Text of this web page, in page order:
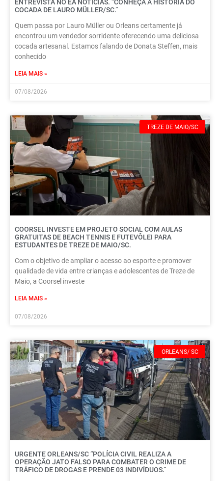
ENTREVISTA NO EA NOTÍCIAS. “CONHEÇA A HISTÓRIA DO
COCADA DE LAURO MÜLLER/SC.”
Quem passa por Lauro Müller ou Orleans certamente já
encontrou um vendedor sorridente oferecendo uma deliciosa
cocada artesanal. Estamos falando de Donata Steffen, mais
conhecido
LEIA MAIS »
07/08/2026
TREZE DE MAIO/SC
COORSEL INVESTE EM PROJETO SOCIAL COM AULAS
GRATUITAS DE BEACH TENNIS E FUTEVÔLEI PARA
ESTUDANTES DE TREZE DE MAIO/SC.
Com o objetivo de ampliar o acesso ao esporte e promover
qualidade de vida entre crianças e adolescentes de Treze de
Maio, a Coorsel investe
LEIA MAIS »
07/08/2026
ORLEANS/ SC
URGENTE ORLEANS/SC “POLÍCIA CIVIL REALIZA A
OPERAÇÃO JATO FALSO PARA COMBATER O CRIME DE
TRÁFICO DE DROGAS E PRENDE 03 INDIVÍDUOS.”